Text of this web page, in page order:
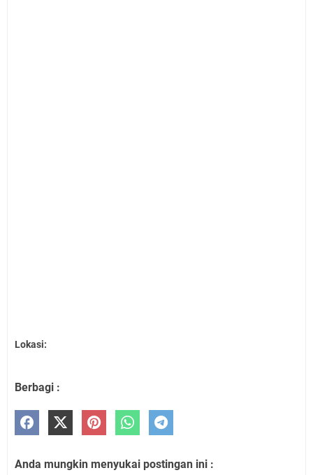
Lokasi:
Berbagi :
Anda mungkin menyukai postingan ini :